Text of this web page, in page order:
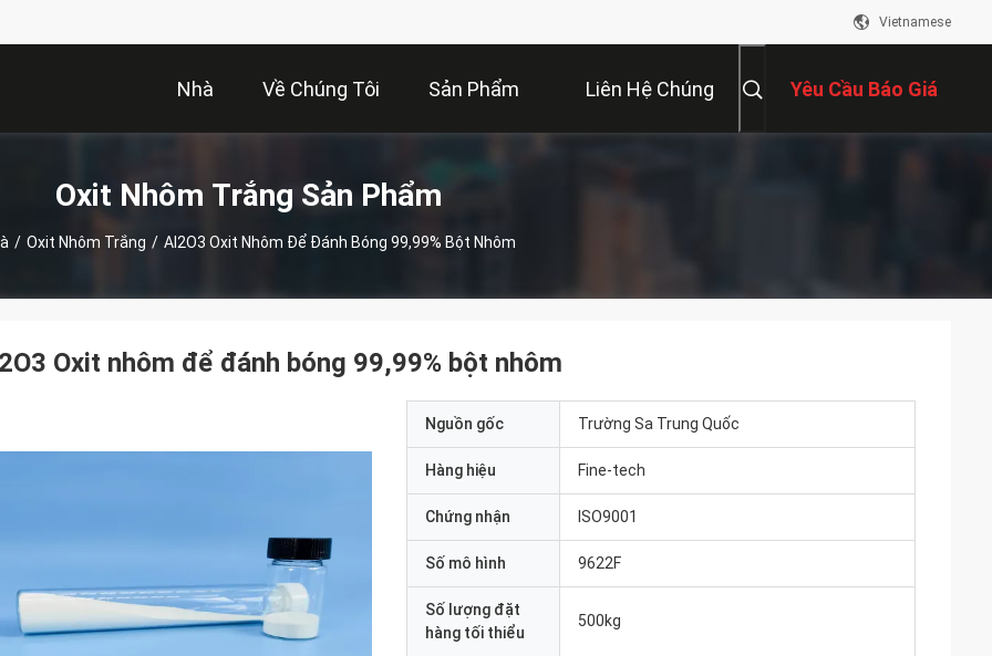
Vietnamese
Nhà Về Chúng Tôi Sản Phẩm Liên Hệ Chúng Yêu Cầu Báo Giá
Oxit Nhôm Trắng Sản Phẩm
/ Oxit Nhôm Trắng / Al2O3 Oxit Nhôm Để Đánh Bóng 99,99% Bột Nhôm
Oxit nhôm để đánh bóng 99,99% bột nhôm
Nguồn gốc Trường Sa Trung Quốc
Hàng hiệu Fine-tech
Chứng nhận ISO9001
Số mô hình 9622F
Số lượng đặt
hàng tối thiểu
500kg